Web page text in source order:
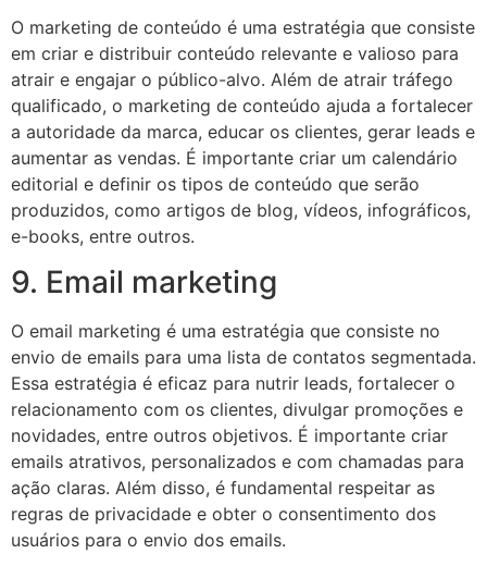
O marketing de conteúdo é uma estratégia que consiste
em criar e distribuir conteúdo relevante e valioso para
atrair e engajar o público-alvo. Além de atrair tráfego
qualificado, o marketing de conteúdo ajuda a fortalecer
a autoridade da marca, educar os clientes, gerar leads e
aumentar as vendas. É importante criar um calendário
editorial e definir os tipos de conteúdo que serão
produzidos, como artigos de blog, vídeos, infográficos,
e-books, entre outros.
9. Email marketing
O email marketing é uma estratégia que consiste no
envio de emails para uma lista de contatos segmentada.
Essa estratégia é eficaz para nutrir leads, fortalecer o
relacionamento com os clientes, divulgar promoções e
novidades, entre outros objetivos. É importante criar
emails atrativos, personalizados e com chamadas para
ação claras. Além disso, é fundamental respeitar as
regras de privacidade e obter o consentimento dos
usuários para o envio dos emails.